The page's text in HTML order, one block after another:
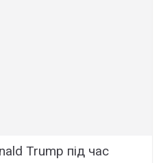
Trump під чac